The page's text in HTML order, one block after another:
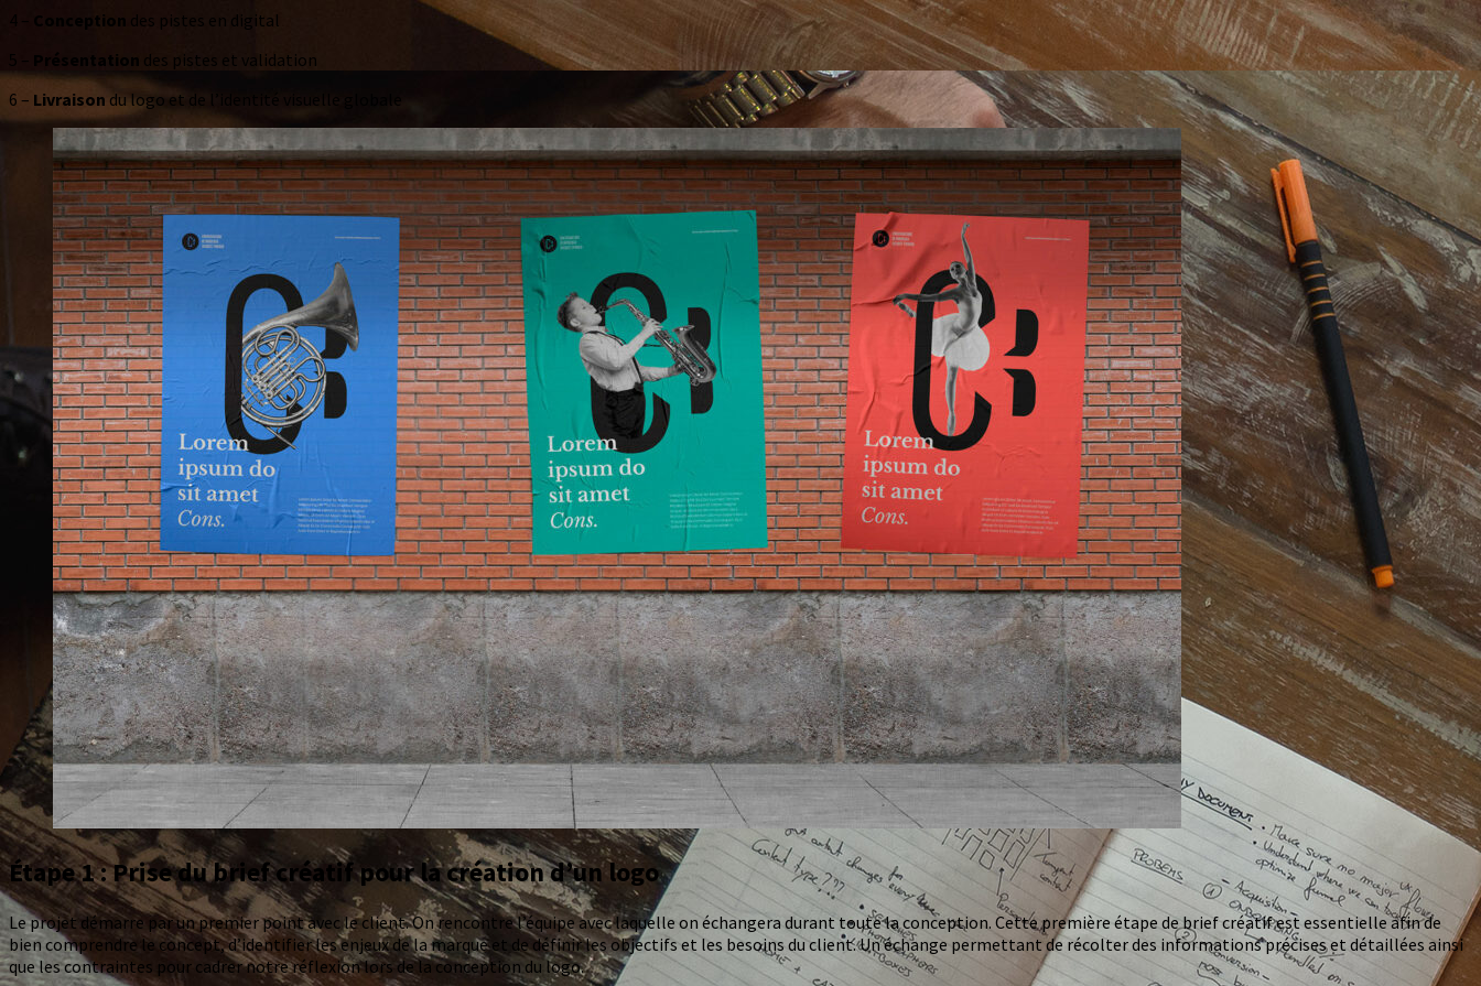
Conception des pistes en digital
5 – Présentation des pistes et validation
6 – Livraison du logo et de l’identité visuelle globale
Étape 1 : Prise du brief créatif pour la création d’un logo
Le projet démarre par un premier point avec le client. On rencontre l’équipe avec laquelle on échangera durant toute la conception. Cette première étape de brief créatif est essentielle afin de
bien comprendre le concept, d’identifier les enjeux de la marque et de définir les objectifs et les besoins du client. Un échange permettant de récolter des informations précises et détaillées ainsi
que les contraintes pour cadrer notre réflexion lors de la conception du logo.